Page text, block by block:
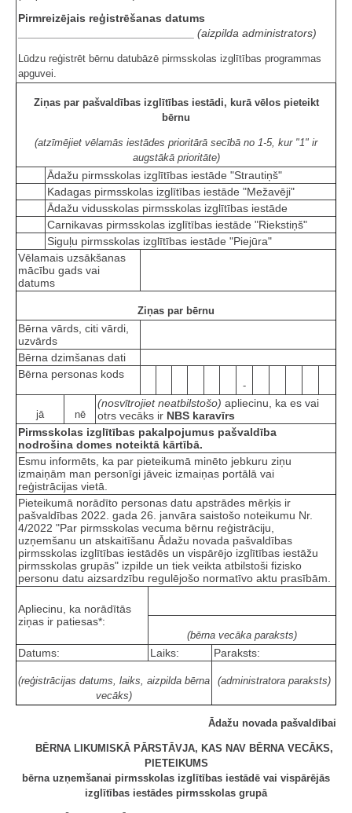
Pirmreizējais reģistrēšanas datums
(aizpilda administrators)
Lūdzu reģistrēt bērnu datubāzē pirmsskolas izglītības programmas
apguvei.
Ziņas par pašvaldības izglītības iestādi, kurā vēlos pieteikt
bērnu
(atzīmējiet vēlamās iestādes prioritārā secībā no 1-5, kur "1" ir
augstākā prioritāte)
Ādažu pirmsskolas izglītības iestāde "Strautiņš"
Kadagas pirmsskolas izglītības iestāde "Mežavēji"
Ādažu vidusskolas pirmsskolas izglītības iestāde
Carnikavas pirmsskolas izglītības iestāde "Riekstiņš"
Siguļu pirmsskolas izglītības iestāde "Piejūra"
Vēlamais uzsākšanas
mācību gads vai
datums
Ziņas par bērnu
Bērna vārds, citi vārdi,
uzvārds
Bērna dzimšanas dati
Bērna personas kods
-
jā nē
(nosvītrojiet neatbilstošo) apliecinu, ka es vai
otrs vecāks ir NBS karavīrs
Pirmsskolas izglītības pakalpojumus pašvaldība
nodrošina domes noteiktā kārtībā.
Esmu informēts, ka par pieteikumā minēto jebkuru ziņu
izmaiņām man personīgi jāveic izmaiņas portālā vai
reģistrācijas vietā.
Pieteikumā norādīto personas datu apstrādes mērķis ir
pašvaldības 2022. gada 26. janvāra saistošo noteikumu Nr.
4/2022 "Par pirmsskolas vecuma bērnu reģistrāciju,
uzņemšanu un atskaitīšanu Ādažu novada pašvaldības
pirmsskolas izglītības iestādēs un vispārējo izglītības iestāžu
pirmsskolas grupās" izpilde un tiek veikta atbilstoši fizisko
personu datu aizsardzību regulējošo normatīvo aktu prasībām.
Apliecinu, ka norādītās
ziņas ir patiesas*:
(bērna vecāka paraksts)
Datums: Laiks: Paraksts:
(reģistrācijas datums, laiks, aizpilda bērna
vecāks)
(administratora paraksts)
Ādažu novada pašvaldībai
BĒRNA LIKUMISKĀ PĀRSTĀVJA, KAS NAV BĒRNA VECĀKS,
PIETEIKUMS
bērna uzņemšanai pirmsskolas izglītības iestādē vai vispārējās
izglītības iestādes pirmsskolas grupā